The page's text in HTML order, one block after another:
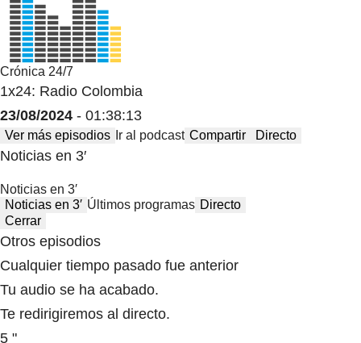
Crónica 24/7
1x24: Radio Colombia
23/08/2024 - 01:38:13
Ver más episodios Ir al podcast Compartir Directo
Noticias en 3′
Noticias en 3′
Noticias en 3′ Últimos programas Directo
Cerrar
Otros episodios
Cualquier tiempo pasado fue anterior
Tu audio se ha acabado.
Te redirigiremos al directo.
5 "